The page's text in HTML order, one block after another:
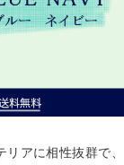
アに相性抜群で、